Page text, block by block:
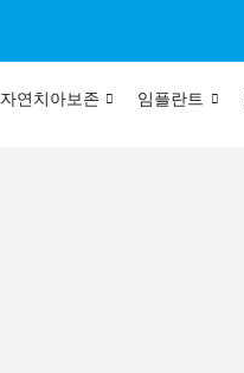
자연치아보존 임플란트